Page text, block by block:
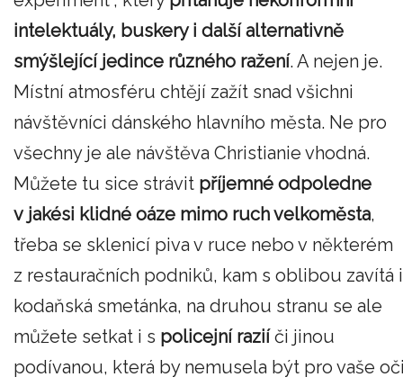
intelektuály, buskery i další alternativně
smýšlející jedince různého ražení. A nejen je.
Místní atmosféru chtějí zažít snad všichni
návštěvníci dánského hlavního města. Ne pro
všechny je ale návštěva Christianie vhodná.
Můžete tu sice strávit příjemné odpoledne
v jakési klidné oáze mimo ruch velkoměsta,
třeba se sklenicí piva v ruce nebo v některém
z restauračních podniků, kam s oblibou zavítá i
kodaňská smetánka, na druhou stranu se ale
můžete setkat i s policejní raziíči jinou
podívanou, která by nemusela být pro vaše